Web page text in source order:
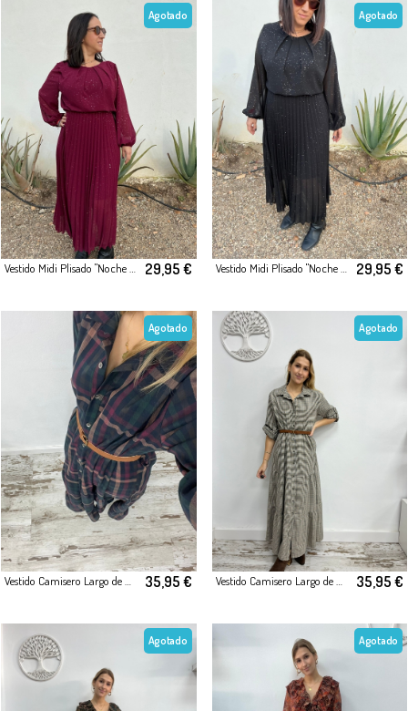
Agotado
29,95 €
Agotado
29,95 €
Agotado
35,95 €
Agotado
35,95 €
Agotado Agotado